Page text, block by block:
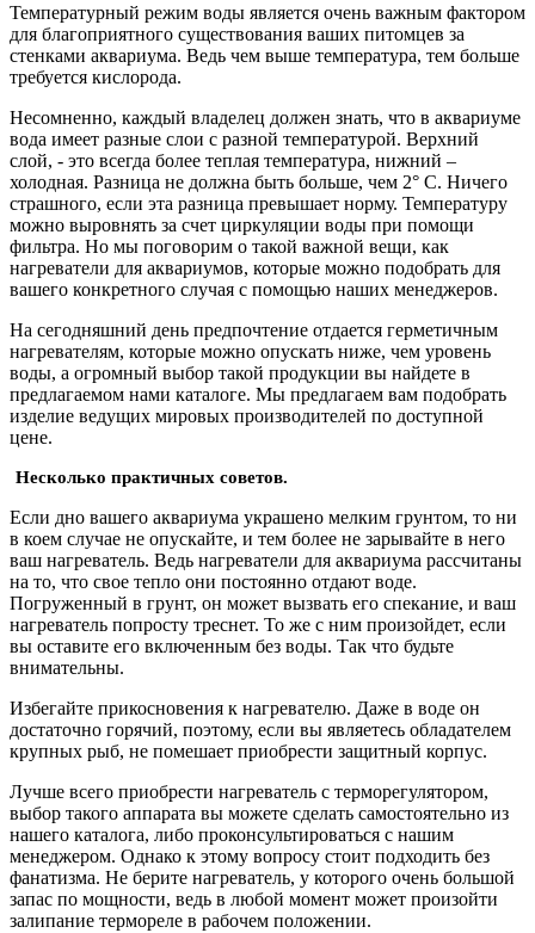
Температурный режим воды является очень важным фактором
для благоприятного существования ваших питомцев за
стенками аквариума. Ведь чем выше температура, тем больше
требуется кислорода.
Несомненно, каждый владелец должен знать, что в аквариуме
вода имеет разные слои с разной температурой. Верхний
слой, - это всегда более теплая температура, нижний –
холодная. Разница не должна быть больше, чем 2° С. Ничего
страшного, если эта разница превышает норму. Температуру
можно выровнять за счет циркуляции воды при помощи
фильтра. Но мы поговорим о такой важной вещи, как
нагреватели для аквариумов, которые можно подобрать для
вашего конкретного случая с помощью наших менеджеров.
На сегодняшний день предпочтение отдается герметичным
нагревателям, которые можно опускать ниже, чем уровень
воды, а огромный выбор такой продукции вы найдете в
предлагаемом нами каталоге. Мы предлагаем вам подобрать
изделие ведущих мировых производителей по доступной
цене.
Несколько практичных советов.
Если дно вашего аквариума украшено мелким грунтом, то ни
в коем случае не опускайте, и тем более не зарывайте в него
ваш нагреватель. Ведь нагреватели для аквариума рассчитаны
на то, что свое тепло они постоянно отдают воде.
Погруженный в грунт, он может вызвать его спекание, и ваш
нагреватель попросту треснет. То же с ним произойдет, если
вы оставите его включенным без воды. Так что будьте
внимательны.
Избегайте прикосновения к нагревателю. Даже в воде он
достаточно горячий, поэтому, если вы являетесь обладателем
крупных рыб, не помешает приобрести защитный корпус.
Лучше всего приобрести нагреватель с терморегулятором,
выбор такого аппарата вы можете сделать самостоятельно из
нашего каталога, либо проконсультироваться с нашим
менеджером. Однако к этому вопросу стоит подходить без
фанатизма. Не берите нагреватель, у которого очень большой
запас по мощности, ведь в любой момент может произойти
залипание термореле в рабочем положении.